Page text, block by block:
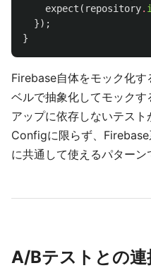
expect ( repository.
});
}
Firebase自体をモック化
ベルで抽象化してモック
アップに依存しないテス
Configに限らず、
に共通して使えるパターン
A/Bテストとの連